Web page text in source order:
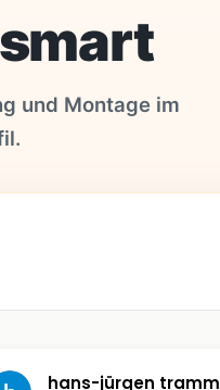
und Montage im
hans-jürgen tramm